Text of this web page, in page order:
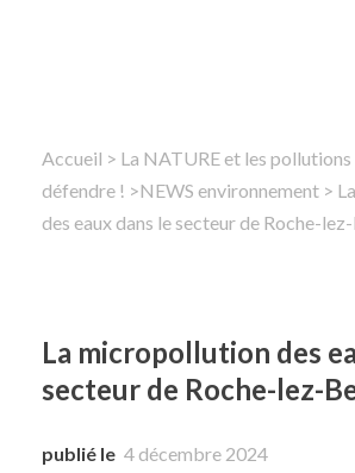
Rechercher
Accueil > La NATURE et les
défendre ! >NEWS environnement >
des eaux dans le secteur de Roche-
La micropollution des
secteur de Roche-lez-
publié le 4 décembre 2024